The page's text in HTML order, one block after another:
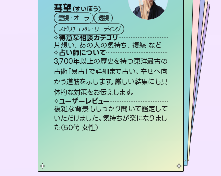
彗望（すいぼう）
霊視・オーラ
透視
スピリチュアル・リーディング
得意な相談カテゴリ
片想い、あの人の気持ち、復縁 など
占い師について
3,700年以上の歴史を持つ東洋最古の
占術「易占」で詳細まで占い、幸せへ向
かう道筋を示します。厳しい結果にも具
体的な対策をお伝えします。
ユーザーレビュー
複雑な背景もしっかり聞いて鑑定して
いただけました。気持ちが楽になりまし
た（50代 女性）
セラピスト理恵
霊視・オーラ タロット
スピリチュアル・リーディング
得意な相談カテゴリ
片想い、二人の未来、年の差 など
占い師について
連絡再開、復縁、成就などの報告実績
多数。セラピストとして2万超の施術経
験があるからこそできる鑑定で、より良
い未来をサポートします。
ユーザーレビュー
とても心温まる鑑定でした。しかもこち
らは何も言っていないのに視えていらっ
しゃるんだなと驚きです（30代女性）
桃源珠羽 とうげんみう）
霊視・オーラ
スピリチュアル・リーディング
得意な相談カテゴリ
片想い、あの人の気持ち、復縁 など
占い師について
恋愛のお悩みの中でも特に「曖昧な関
係」の相談を得意としており、友達以上
恋人未満なお相手との今後や本音を丁
寧に読み解き恋愛成就へと導きます。
ユーザーレビュー
鑑定していただいてアドバイス通りに行
動すると仲が復活してきました。ありが
とうございました（40代 女性）
未来視師＊花
霊視・オーラ
スピリチュアル・リーディング
得意な相談カテゴリ
出逢い、片想い、復縁 など
占い師について
未来には何パターンもの選択肢があります。不安で視えにくくなっているあなたの素敵な未来を見つけ、その未来を選択できるようアドバイスします。
ユーザーレビュー
職場の人の性質や人間関係、本心など
本当によく視えていてびっくり。対策が
打てて前向きになれます（40代）
おう 霊感オラクル
霊視・オーラ
オラクルカード
得意な相談カテゴリ
恋愛総合、あの人の気持ち など
占い師について
霊視×オラクルカードを使って「今」と
「未来」そして「気になるあの人の気持
ち」まで丁寧に読み解き、恋や人生のヒ
ントを優しく引き出します。
ユーザーレビュー
不安な気持ちが嘘みたいに晴れまし
た…！よく視えていらっしゃるんだなと
感じました（40代 女性）
アイリス -iris-
西洋占星術 タロット
ルーン
得意な相談カテゴリ
恋愛総合、片想い、二人の未来 など
占い師について
復縁、恋愛、不倫の行方、同性愛や片
思い、仕事関係や借金問題まで知りた
いことや心の負担になっていることを
紐解き、背中をそっと押して導きます。
ユーザーレビュー
安心感のあり、言い切ってくれる所や濁
さない鑑定のおかげで、毎回自分の気
持ちを整えられます（30代 男性）